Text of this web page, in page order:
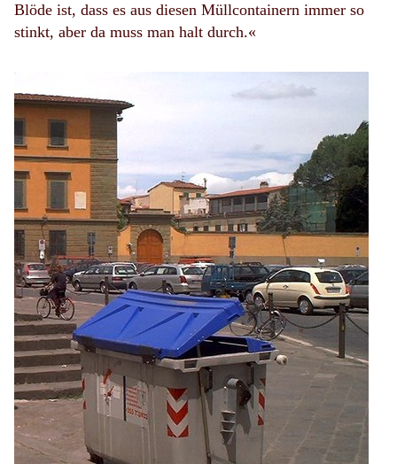
Blöde ist, dass es aus diesen Müllcontainern immer so
stinkt, aber da muss man halt durch.«